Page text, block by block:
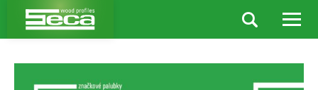
Aktuality
Startuje velký výprodej – bouráme sklad podnikové
prodejny!